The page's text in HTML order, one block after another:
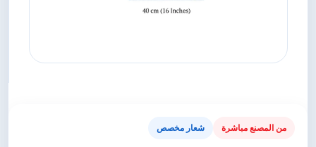
من المصنع مباشرة شعار مخصص